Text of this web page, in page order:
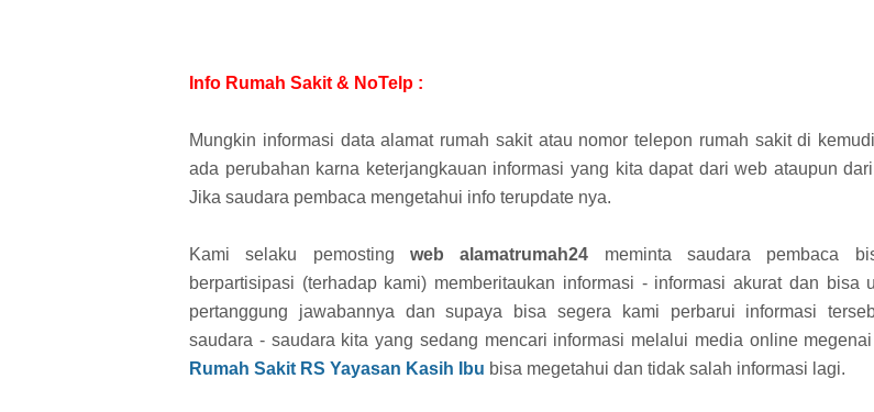
Info Rumah Sakit & NoTelp :
Mungkin informasi data alamat rumah sakit atau nomor telepon rumah sakit di
ada perubahan karna keterjangkauan informasi yang kita dapat dari web ataupun
Jika saudara pembaca mengetahui info terupdate nya.
Kami selaku pemosting web alamatrumah24 meminta saudara pembaca
berpartisipasi (terhadap kami) memberitaukan informasi - informasi akurat dan bisa
pertanggung jawabannya dan supaya bisa segera kami perbarui informasi
saudara - saudara kita yang sedang mencari informasi melalui media online
Rumah Sakit RS Yayasan Kasih Ibu bisa megetahui dan tidak salah informasi lagi.